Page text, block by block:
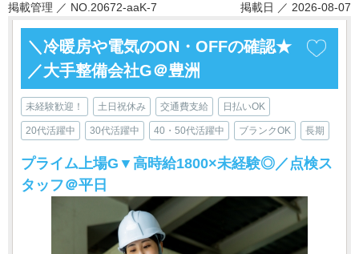
掲載管理 ／ NO.20672-aaK-7 掲載日 ／ 2026-08-07
＼冷暖房や電気のON・OFFの確認★
／大手整備会社G＠豊洲
未経験歓迎！ 土日祝休み 交通費支給 日払いOK
20代活躍中 30代活躍中 40・50代活躍中 ブランクOK 長期
プライム上場G▼高時給1800×未経験◎／点検ス
タッフ＠平日